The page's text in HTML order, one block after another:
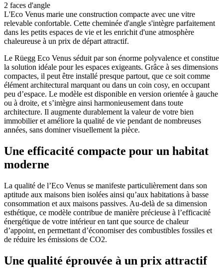
2 faces d'angle
L'Eco Venus marie une construction compacte avec une vitre
relevable confortable. Cette cheminée d'angle s'intègre parfaitement
dans les petits espaces de vie et les enrichit d'une atmosphère
chaleureuse à un prix de départ attractif.
Le Rüegg Eco Venus séduit par son énorme polyvalence et constitue
la solution idéale pour les espaces exigeants. Grâce à ses dimensions
compactes, il peut être installé presque partout, que ce soit comme
élément architectural marquant ou dans un coin cosy, en occupant
peu d’espace. Le modèle est disponible en version orientée à gauche
ou à droite, et s’intègre ainsi harmonieusement dans toute
architecture. Il augmente durablement la valeur de votre bien
immobilier et améliore la qualité de vie pendant de nombreuses
années, sans dominer visuellement la pièce.
Une efficacité compacte pour un habitat
moderne
La qualité de l’Eco Venus se manifeste particulièrement dans son
aptitude aux maisons bien isolées ainsi qu’aux habitations à basse
consommation et aux maisons passives. Au-delà de sa dimension
esthétique, ce modèle contribue de manière précieuse à l’efficacité
énergétique de votre intérieur en tant que source de chaleur
d’appoint, en permettant d’économiser des combustibles fossiles et
de réduire les émissions de CO2.
Une qualité éprouvée à un prix attractif